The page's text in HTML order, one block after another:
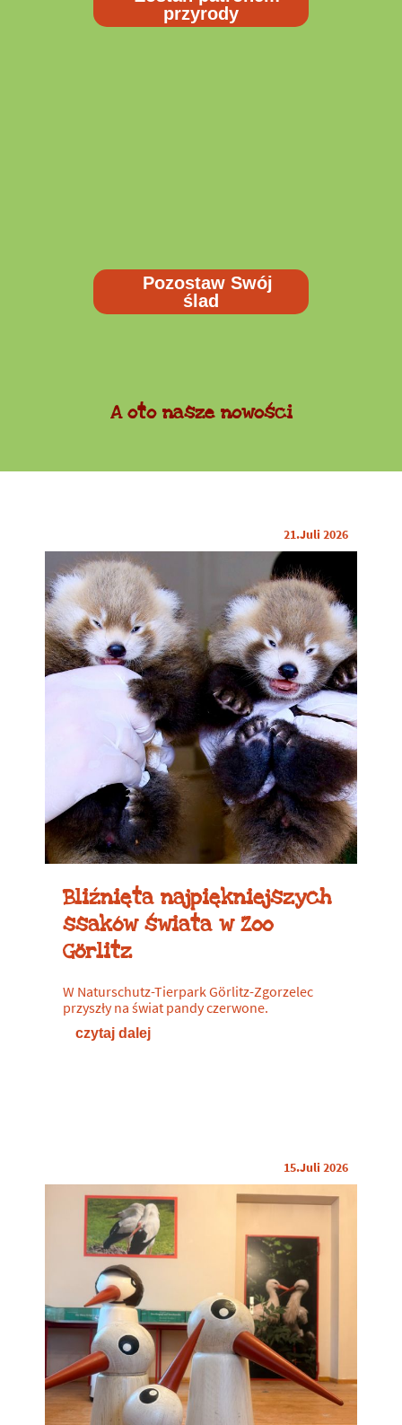
przyrody
Pozostaw Swój
ślad
A oto nasze nowości
21.Juli 2026
Bliźnięta najpiękniejszych
ssaków świata w Zoo
Görlitz
W Naturschutz-Tierpark Görlitz-Zgorzelec
przyszły na świat pandy czerwone.
czytaj dalej
15.Juli 2026